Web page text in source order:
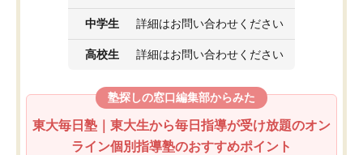
中学生 詳細はお問い合わせください
高校生 詳細はお問い合わせください
塾探しの窓口編集部からみた
東大毎日塾｜東大生から毎日指導が受け放題のオン
ライン個別指導塾のおすすめポイント